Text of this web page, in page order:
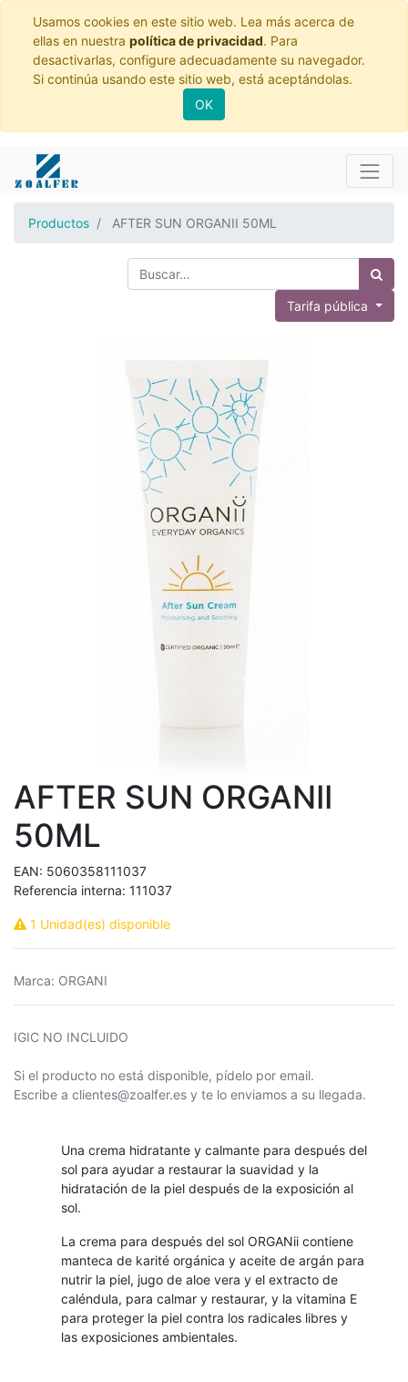
Usamos cookies en este sitio web. Lea más acerca de
ellas en nuestra política de privacidad. Para
desactivarlas, configure adecuadamente su navegador.
Si continúa usando este sitio web, está aceptándolas.
OK
Productos AFTER SUN ORGANII 50ML
Tarifa pública
AFTER SUN ORGANII
50ML
EAN: 5060358111037
Referencia interna: 111037
1 Unidad(es) disponible
Marca: ORGANI
IGIC NO INCLUIDO
Si el producto no está disponible, pídelo por email.
Escribe a clientes@zoalfer.es y te lo enviamos a su llegada.
Una crema hidratante y calmante para después del
sol para ayudar a restaurar la suavidad y la
hidratación de la piel después de la exposición al
sol.
La crema para después del sol ORGANii contiene
manteca de karité orgánica y aceite de argán para
nutrir la piel, jugo de aloe vera y el extracto de
caléndula, para calmar y restaurar, y la vitamina E
para proteger la piel contra los radicales libres y
las exposiciones ambientales.